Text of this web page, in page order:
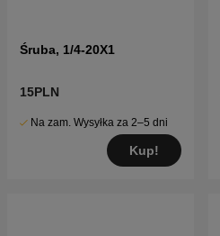
Śruba, 1/4-20X1
15PLN
Na zam. Wysyłka za 2–5 dni
Kup!